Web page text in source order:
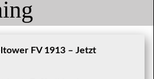
FV 1913 – Jetzt